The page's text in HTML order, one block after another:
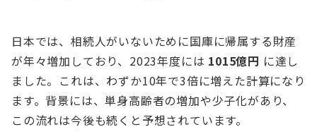
日本では、相続人がいないために国庫に帰属する財産
が年々増加しており、2023年度には 1015億円 に達し
ました。これは、わずか10年で3倍に増えた計算になり
ます。背景には、単身高齢者の増加や少子化があり、
この流れは今後も続くと予想されています。